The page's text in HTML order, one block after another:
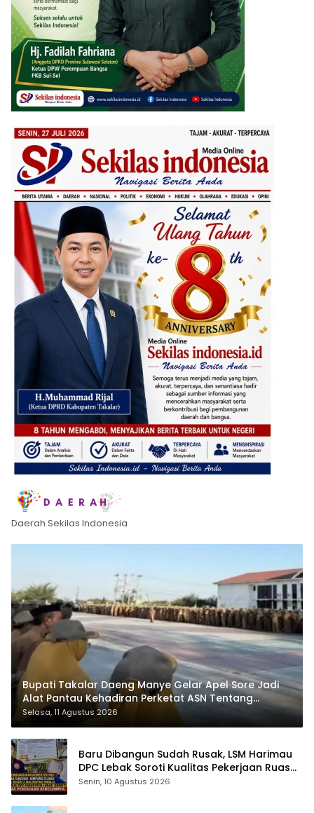
Daerah Sekilas Indonesia
Bupati Takalar Daeng Manye Gelar Apel Sore Jadi
Alat Pantau Kehadiran Perketat ASN Tentang
Kedisplinan
Selasa, 11 Agustus 2026
Baru Dibangun Sudah Rusak, LSM Harimau
DPC Lebak Soroti Kualitas Pekerjaan Ruas
Jalan Cikeusik-Simpang Cijaku
Senin, 10 Agustus 2026